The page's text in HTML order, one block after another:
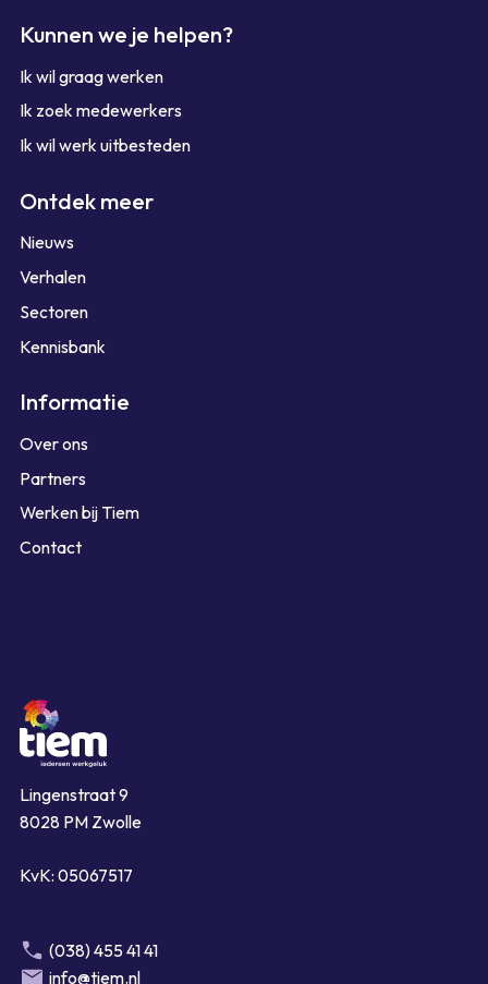
Kunnen we je helpen?
Ik wil graag werken
Ik zoek medewerkers
Ik wil werk uitbesteden
Ontdek meer
Nieuws
Verhalen
Sectoren
Kennisbank
Informatie
Over ons
Partners
Werken bij Tiem
Contact
Lingenstraat 9
8028 PM Zwolle
KvK: 05067517
(038) 455 41 41
info@tiem.nl